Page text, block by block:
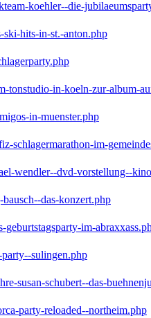
koehler--die-
ski-hits-in-st.-anton.php
tonstudio-in-koeln-zur-album-
in-muenster.php
schlagermarathon-im-
wendler--dvd-vorstellung--
das-konzert.php
geburtstagsparty-im-
sulingen.php
susan-schubert--das-
party-reloaded--northeim.php